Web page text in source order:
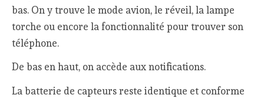
bas. On y trouve le mode avion, le réveil, la lampe
torche ou encore la fonctionnalité pour trouver son
téléphone.
De bas en haut, on accède aux notifications.
La batterie de capteurs reste identique et conforme